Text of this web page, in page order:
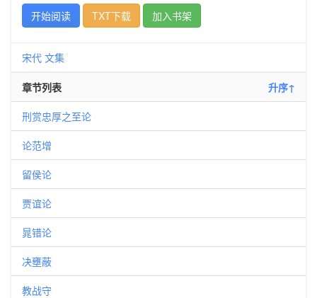
开始阅读
TXT下载 加入书架
宋代 文集
章节列表 升序↑
刑赏忠厚之至论
论范增
留侯论
贾谊论
晁错论
决壅蔽
教战守